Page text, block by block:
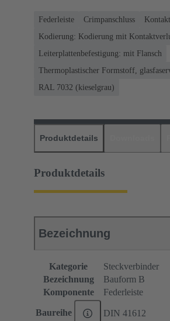
Federleiste Crimpanschluss
Kodierung: Kodierung mit
Leiterplattenbefestigung: mit Flansch
Thermoplastischer Formstoff,
RAL 7032 (kieselgrau)
Produktdetails
Produktdetails
Bezeichnung
Kategorie
Steckverbinder
Bezeichnung
Bauform B
Komponente
Federleiste
Baureihe DIN 41612